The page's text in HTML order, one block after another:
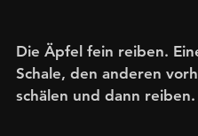
Die Äpfel fein reiben.
Schale, den anderen
schälen und dann reiben.